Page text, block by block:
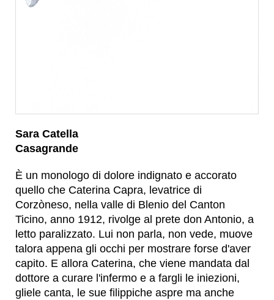
Sara Catella
Casagrande
È un monologo di dolore indignato e accorato
quello che Caterina Capra, levatrice di
Corzòneso, nella valle di Blenio del Canton
Ticino, anno 1912, rivolge al prete don Antonio, a
letto paralizzato. Lui non parla, non vede, muove
talora appena gli occhi per mostrare forse d'aver
capito. E allora Caterina, che viene mandata dal
dottore a curare l'infermo e a fargli le iniezioni,
gliele canta, le sue filippiche aspre ma anche